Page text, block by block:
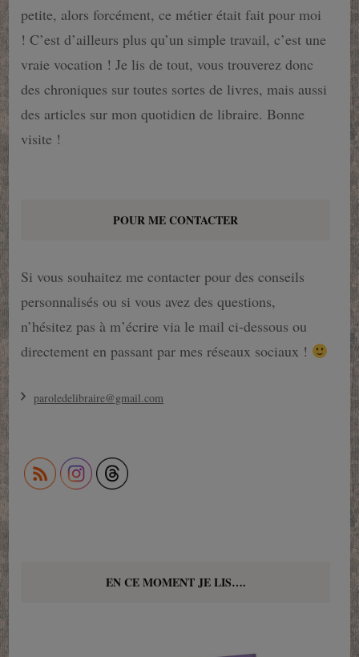
petite, alors forcément, ce métier était fait pour moi
! C’est d’ailleurs plus qu’un simple travail, c’est une
vraie vocation ! Je lis de tout, vous trouverez donc
des chroniques sur toutes sortes de livres, mais aussi
des articles sur mon quotidien de libraire. Bonne
visite !
POUR ME CONTACTER
Si vous souhaitez me contacter pour des conseils
personnalisés ou si vous avez des questions,
n’hésitez pas à m’écrire via le mail ci-dessous ou
directement en passant par mes réseaux sociaux !
paroledelibraire@gmail.com
EN CE MOMENT JE LIS….